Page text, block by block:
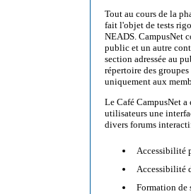
Tout au cours de la
fait l'objet de tests
NEADS. CampusNet
public et un autre
section adressée au
répertoire des
uniquement aux
Le Café CampusNet
utilisateurs une
divers forums
Accessibilité
Accessibilité
Formation de